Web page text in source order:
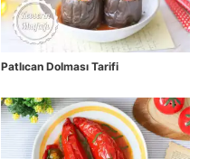
Patlıcan Dolması Tarifi